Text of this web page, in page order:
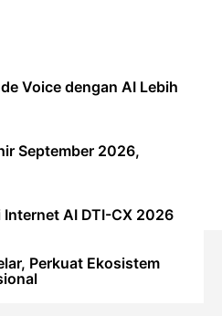
Voice dengan AI Lebih
September 2026,
Internet AI DTI-CX 2026
Perkuat Ekosistem